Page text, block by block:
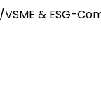
VSME & ESG-